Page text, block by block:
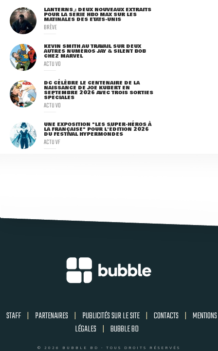
LANTERNS : DEUX NOUVEAUX EXTRAITS
POUR LA SÉRIE HBO MAX SUR LES
MATINALES DES ETATS-UNIS
BRÈVE
KEVIN SMITH AU TRAVAIL SUR DEUX
AUTRES NUMÉROS JAY & SILENT BOB
CHEZ MARVEL
ACTU VO
DC CÉLÈBRE LE CENTENAIRE DE LA
NAISSANCE DE JOE KUBERT EN
SEPTEMBRE 2026 AVEC TROIS SORTIES
SPÉCIALES
ACTU VO
UNE EXPOSITION "LES SUPER-HÉROS À
LA FRANÇAISE" POUR L'ÉDITION 2026
DU FESTIVAL HYPERMONDES
ACTU VF
STAFF | PARTENAIRES | PUBLICITÉS SUR LE SITE | CONTACTS | MENTIONS
LÉGALES | BUBBLE BD
© 2026 BUBBLE BD - TOUS DROITS RÉSERVÉS